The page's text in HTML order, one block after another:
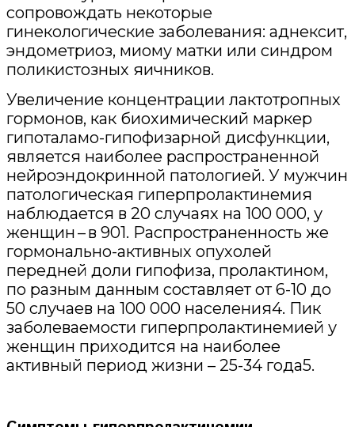
сопровождать некоторые
гинекологические заболевания: аднексит,
эндометриоз, миому матки или синдром
поликистозных яичников.
Увеличение концентрации лактотропных
гормонов, как биохимический маркер
гипоталамо-гипофизарной дисфункции,
является наиболее распространенной
нейроэндокринной патологией. У мужчин
патологическая гиперпролактинемия
наблюдается в 20 случаях на 100 000, у
женщин – в 901. Распространенность же
гормонально-активных опухолей
передней доли гипофиза, пролактином,
по разным данным составляет от 6-10 до
50 случаев на 100 000 населения4. Пик
заболеваемости гиперпролактинемией у
женщин приходится на наиболее
активный период жизни – 25-34 года5.